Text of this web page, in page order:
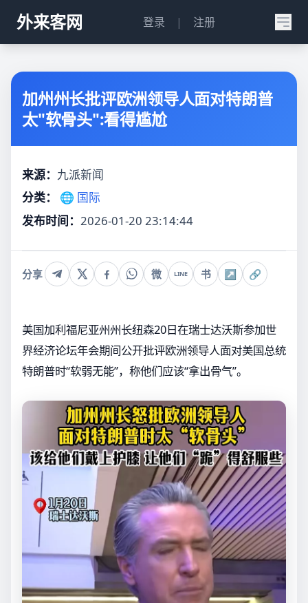
外来客网 登录 | 注册
加州州长批评欧洲领导人面对特朗普
太"软骨头":看得尴尬
来源： 九派新闻
分类：
🌐 国际
发布时间： 2026-01-20 23:14:44
分享 微 LINE 书 ↗ 🔗
美国加利福尼亚州州长纽森20日在瑞士达沃斯参加世
界经济论坛年会期间公开批评欧洲领导人面对美国总统
特朗普时“软弱无能”，称他们应该“拿出骨气”。